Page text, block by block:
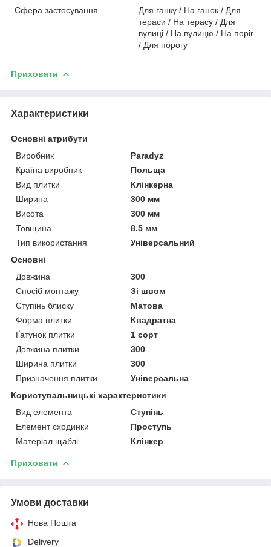
Сфера застосування
Для ганку / На ганок / Для
тераси / На терасу / Для
вулиці / На вулицю / На поріг
/ Для порогу
Приховати
Характеристики
Основні атрибути
Виробник
Paradyz
Країна виробник
Польща
Вид плитки
Клінкерна
Ширина
300 мм
Висота
300 мм
Товщина
8.5 мм
Тип використання
Універсальний
Основні
Довжина
300
Спосіб монтажу
Зі швом
Ступінь блиску
Матова
Форма плитки
Квадратна
Ґатунок плитки
1 сорт
Довжина плитки
300
Ширина плитки
300
Призначення плитки
Універсальна
Користувальницькі характеристики
Вид елемента
Ступінь
Елемент сходинки
Проступь
Матеріал щаблі
Клінкер
Приховати
Умови доставки
Нова Пошта
Delivery